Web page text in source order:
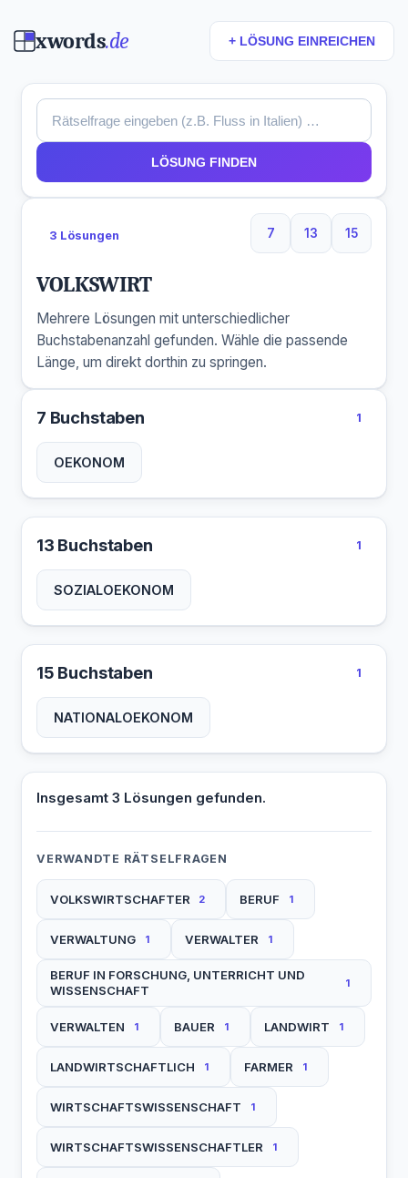
xwords.de + LÖSUNG EINREICHEN
LÖSUNG FINDEN
3 Lösungen 7
7 Buchstaben
13
13 Buchstaben
15
15
VOLKSWIRT
Mehrere Lösungen mit unterschiedlicher
Buchstabenanzahl gefunden. Wähle die passende
Länge, um direkt dorthin zu springen.
7 Buchstaben 1
OEKONOM
13 Buchstaben 1
SOZIALOEKONOM
15 Buchstaben 1
NATIONALOEKONOM
Insgesamt 3 Lösungen gefunden.
VERWANDTE RÄTSELFRAGEN
VOLKSWIRTSCHAFTER 2 BERUF 1
VERWALTUNG 1 VERWALTER 1
BERUF IN FORSCHUNG, UNTERRICHT UND
WISSENSCHAFT
1
VERWALTEN 1 BAUER 1 LANDWIRT 1
LANDWIRTSCHAFTLICH 1 FARMER 1
WIRTSCHAFTSWISSENSCHAFT 1
WIRTSCHAFTSWISSENSCHAFTLER 1